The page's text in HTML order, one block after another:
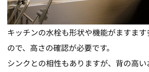
キッチンの水栓も形状や機能がますま
ので、高さの確認が必要です。
シンクとの相性もありますが、背の高